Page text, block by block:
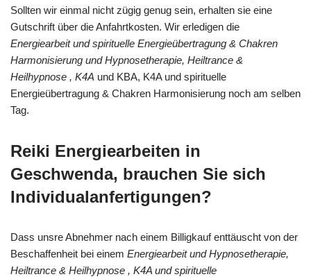
Sollten wir einmal nicht zügig genug sein, erhalten sie eine
Gutschrift über die Anfahrtkosten. Wir erledigen die
Energiearbeit und spirituelle Energieübertragung & Chakren
Harmonisierung und Hypnosetherapie, Heiltrance &
Heilhypnose , K4A und KBA, K4A und spirituelle
Energieübertragung & Chakren Harmonisierung noch am selben
Tag.
Reiki Energiearbeiten in
Geschwenda, brauchen Sie sich
Individualanfertigungen?
Dass unsre Abnehmer nach einem Billigkauf enttäuscht von der
Beschaffenheit bei einem Energiearbeit und Hypnosetherapie,
Heiltrance & Heilhypnose , K4A und spirituelle